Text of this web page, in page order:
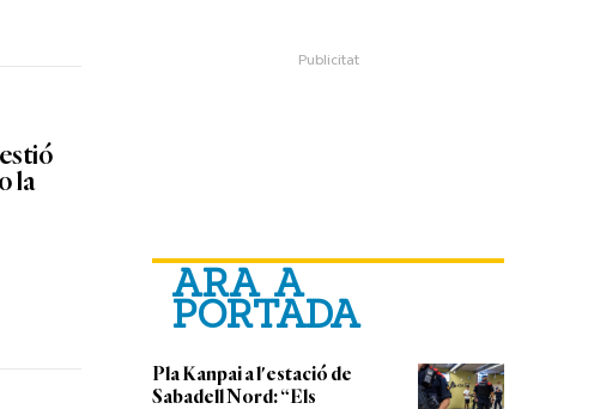
la
ARA A
PORTADA
Pla Kanpai a l'estació de
Sabadell Nord: “Els